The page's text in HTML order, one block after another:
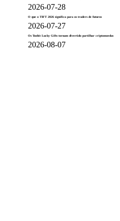
2026-07-28
O que o TIFT 2026 significa para os traders de futuros
2026-07-27
Os Toobit Lucky Gifts tornam divertido partilhar criptomoedas
2026-08-07